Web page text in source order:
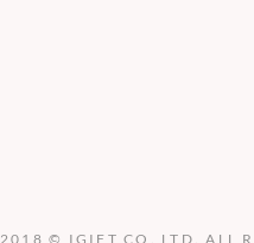
2018 © IGIFT CO. LTD. ALL